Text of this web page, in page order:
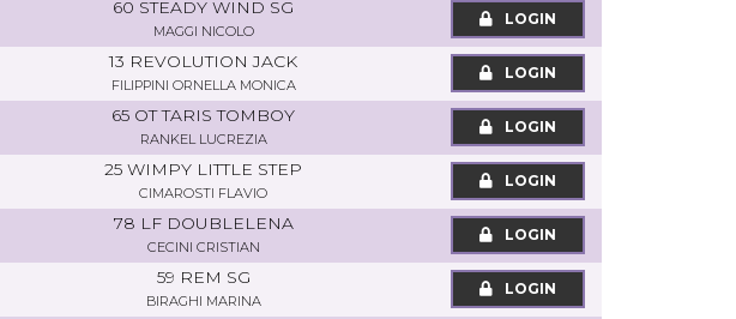
60 STEADY WIND SG
MAGGI NICOLO
LOGIN
13 REVOLUTION JACK
FILIPPINI ORNELLA MONICA
LOGIN
65 OT TARIS TOMBOY
RANKEL LUCREZIA
LOGIN
25 WIMPY LITTLE STEP
CIMAROSTI FLAVIO
LOGIN
78 LF DOUBLELENA
CECINI CRISTIAN
LOGIN
59 REM SG
BIRAGHI MARINA
LOGIN